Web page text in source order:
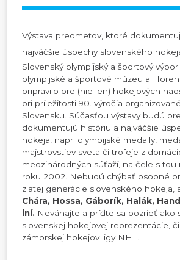
Výstava predmetov, ktoré
najväčšie úspechy slovenského
Slovenský olympijský a športový
olympijské a športové múzeu a
pripravilo pre (nie len) hokejových
pri príležitosti 90. výročia
Slovensku. Súčasťou výstavy budú
dokumentujú históriu a najväčšie
hokeja, napr. olympijské medaily,
majstrovstiev sveta či trofeje z
medzinárodných súťaží, na čele s tou
roku 2002. Nebudú chýbať osobné
zlatej generácie slovenského hokeja,
Chára, Hossa, Gáborík, Halák,
iní. Neváhajte a príďte sa pozrieť ako
slovenskej hokejovej reprezentácie,
zámorskej hokejov ligy NHL.